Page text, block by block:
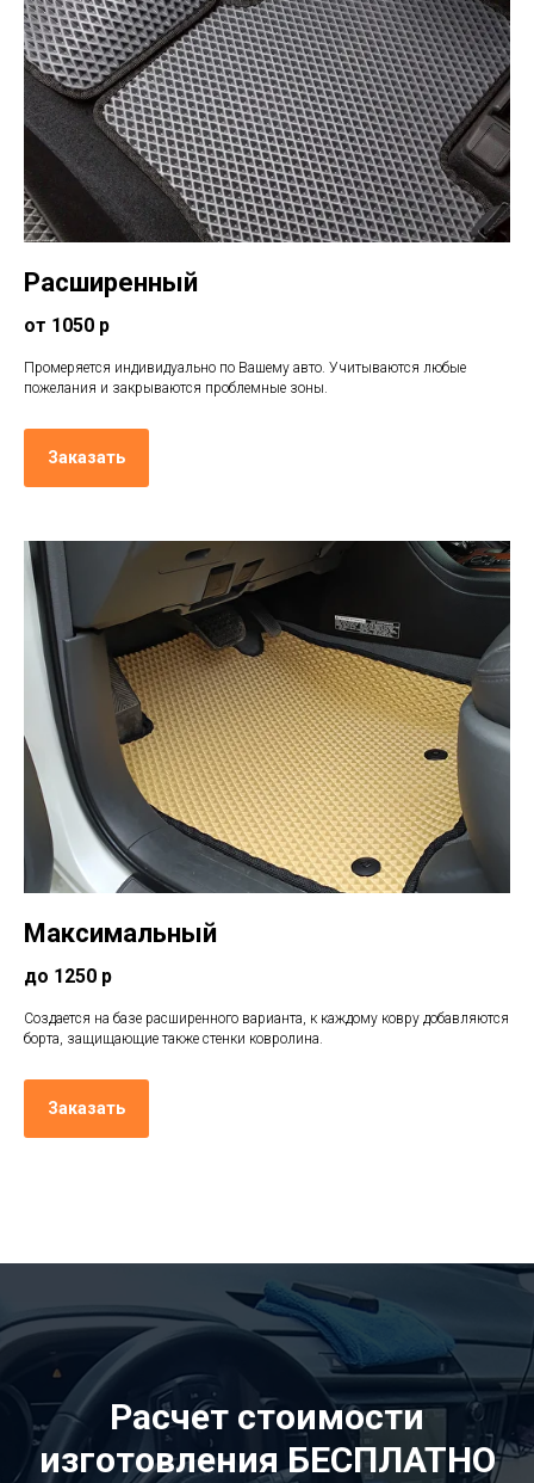
Расширенный
от 1050 р
Промеряется индивидуально по Вашему авто. Учитываются любые
пожелания и закрываются проблемные зоны.
Заказать
Максимальный
до 1250 р
Создается на базе расширенного варианта, к каждому ковру добавляются
борта, защищающие также стенки ковролина.
Заказать
Расчет стоимости
изготовления БЕСПЛАТНО